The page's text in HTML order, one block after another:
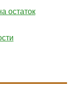
остаток